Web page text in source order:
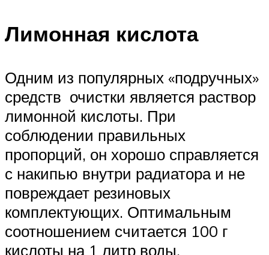
Лимонная кислота
Одним из популярных «подручных»
средств очистки является раствор
лимонной кислоты. При
соблюдении правильных
пропорций, он хорошо справляется
с накипью внутри радиатора и не
повреждает резиновых
комплектующих. Оптимальным
соотношением считается 100 г
кислоты на 1 литр воды.